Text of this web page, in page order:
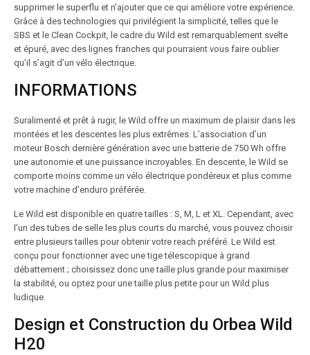
supprimer le superflu et n’ajouter que ce qui améliore votre expérience.
Grâce à des technologies qui privilégient la simplicité, telles que le
SBS et le Clean Cockpit, le cadre du Wild est remarquablement svelte
et épuré, avec des lignes franches qui pourraient vous faire oublier
qu’il s’agit d’un vélo électrique.
INFORMATIONS
Suralimenté et prêt à rugir, le Wild offre un maximum de plaisir dans les
montées et les descentes les plus extrêmes. L’association d’un
moteur Bosch dernière génération avec une batterie de 750 Wh offre
une autonomie et une puissance incroyables. En descente, le Wild se
comporte moins comme un vélo électrique pondéreux et plus comme
votre machine d’enduro préférée.
Le Wild est disponible en quatre tailles : S, M, L et XL. Cependant, avec
l’un des tubes de selle les plus courts du marché, vous pouvez choisir
entre plusieurs tailles pour obtenir votre reach préféré. Le Wild est
conçu pour fonctionner avec une tige télescopique à grand
débattement ; choisissez donc une taille plus grande pour maximiser
la stabilité, ou optez pour une taille plus petite pour un Wild plus
ludique.
Design et Construction du Orbea Wild
H20